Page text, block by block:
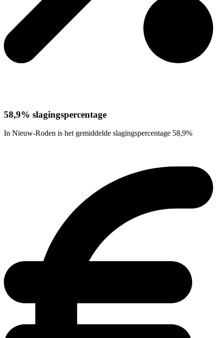
58,9% slagingspercentage
In Nieuw-Roden is het gemiddelde slagingspercentage 58,9%